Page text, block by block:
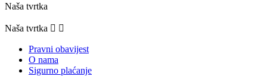
Naša tvrtka
Naša tvrtka  
Pravni obavijest
O nama
Sigurno plaćanje